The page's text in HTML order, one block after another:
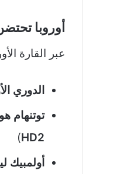
أوروبا
عبر القارة
الدوري
توتنهام
HD2
)
أولمبيك